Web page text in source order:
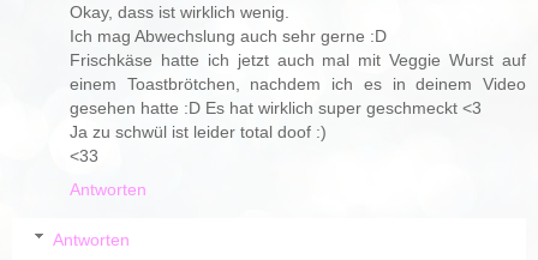
Okay, dass ist wirklich wenig.
Ich mag Abwechslung auch sehr gerne :D
Frischkäse hatte ich jetzt auch mal mit Veggie Wurst auf
einem Toastbrötchen, nachdem ich es in deinem Video
gesehen hatte :D Es hat wirklich super geschmeckt <3
Ja zu schwül ist leider total doof :)
<33
Antworten
Antworten